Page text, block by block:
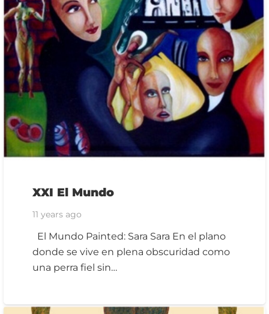
XXI El Mundo
11 years ago
El Mundo Painted: Sara Sara En el plano
donde se vive en plena obscuridad como
una perra fiel sin…